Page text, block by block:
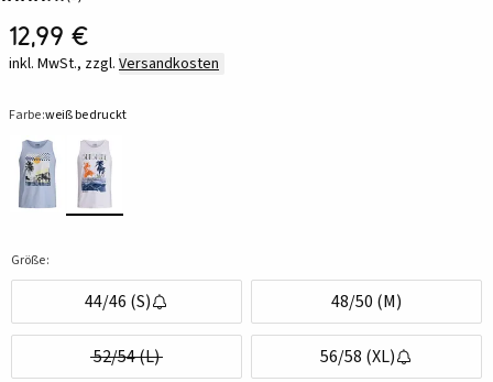
12,99 €
inkl. MwSt., zzgl. Versandkosten
Farbe:weiß bedruckt
Größe:
44/46 (S) 48/50 (M)
52/54 (L) 56/58 (XL)